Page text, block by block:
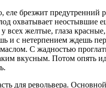
еле брезжит предутренний
охватывает неостывшие
всех желтые, глаза
и с нетерпением ждешь
С жадностью
вкусным. Потом опять
для револьвера.